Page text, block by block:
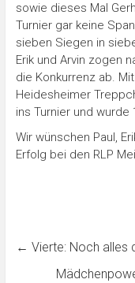
sowie dieses Mal
Turnier gar keine
sieben Siegen in
Erik und Arvin zogen
die Konkurrenz ab.
Heidesheimer
ins Turnier und wurde
Wir wünschen Paul,
Erfolg bei den RLP
← Vierte: Noch alles